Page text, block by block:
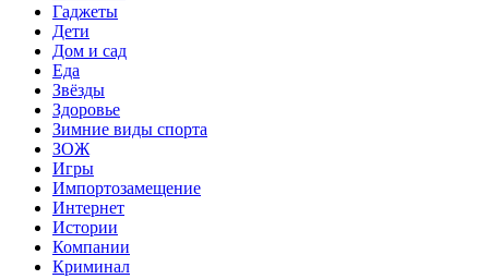
Гаджеты
Дети
Дом и сад
Еда
Звёзды
Здоровье
Зимние виды спорта
ЗОЖ
Игры
Импортозамещение
Интернет
Истории
Компании
Криминал